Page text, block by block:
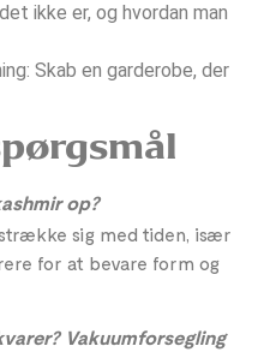
ikke er, og hvordan man
Skab en garderobe, der
op?
sig med tiden, især
for at bevare form og
Vakuumforsegling